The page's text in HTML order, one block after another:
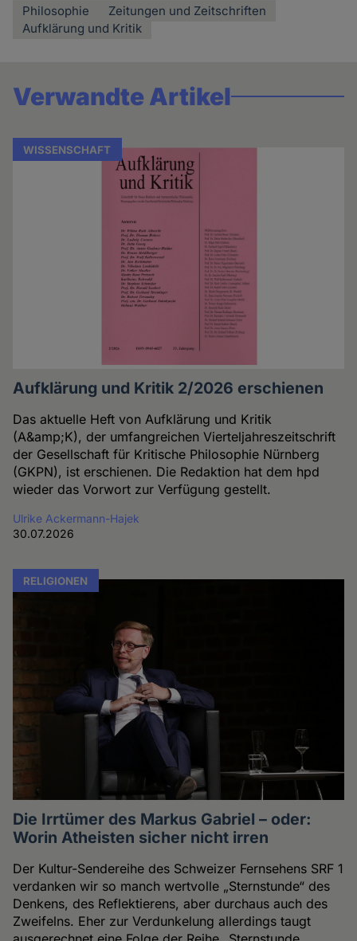
Philosophie
Zeitungen und Zeitschriften
Aufklärung und Kritik
Verwandte Artikel
WISSENSCHAFT
Aufklärung und Kritik 2/2026 erschienen
Das aktuelle Heft von Aufklärung und Kritik
(A&amp;K), der umfangreichen Vierteljahreszeitschrift
der Gesellschaft für Kritische Philosophie Nürnberg
(GKPN), ist erschienen. Die Redaktion hat dem hpd
wieder das Vorwort zur Verfügung gestellt.
Ulrike Ackermann-Hajek
30.07.2026
RELIGIONEN
Die Irrtümer des Markus Gabriel – oder:
Worin Atheisten sicher nicht irren
Der Kultur-Sendereihe des Schweizer Fernsehens SRF 1
verdanken wir so manch wertvolle „Sternstunde“ des
Denkens, des Reflektierens, aber durchaus auch des
Zweifelns. Eher zur Verdunkelung allerdings taugt